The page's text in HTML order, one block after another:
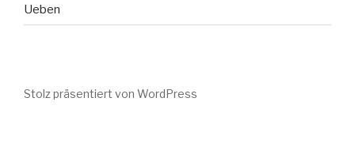
Ueben
Stolz präsentiert von WordPress